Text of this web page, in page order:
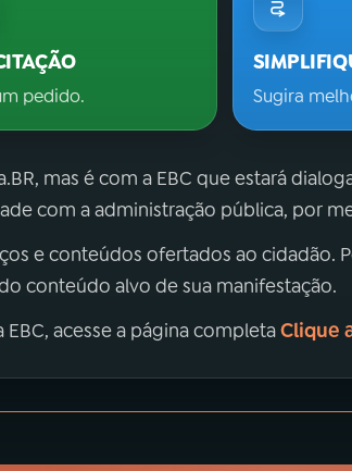
pedido. Sugira
mas é com a EBC que estará
com a administração pública, por
e conteúdos ofertados ao cidadão.
conteúdo alvo de sua manifestação.
acesse a página completaClique